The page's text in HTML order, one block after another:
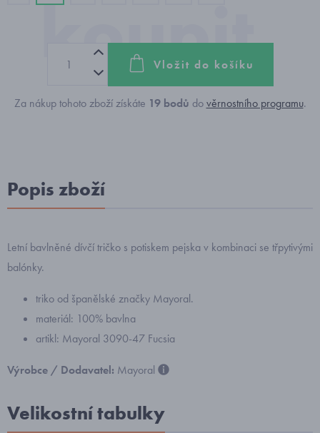
Vložit do košíku
Za nákup tohoto zboží získáte 19bodů dověrnostního programu.
Popis zboží
Letní bavlněné dívčí tričko s potiskem pejska v kombinaci se třpytivými
balónky.
triko od španělské značky Mayoral.
materiál: 100% bavlna
artikl: Mayoral 3090-47 Fucsia
Výrobce / Dodavatel: Mayoral
Velikostní tabulky